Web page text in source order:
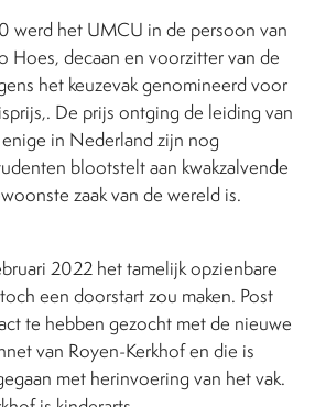
werd het UMCU in de persoon van
Hoes, decaan en voorzitter van de
het keuzevak genomineerd voor
De prijs ontging de leiding van
in Nederland zijn nog
blootstelt aan kwakzalvende
zaak van de wereld is.
2022 het tamelijk opzienbare
een doorstart zou maken. Post
te hebben gezocht met de nieuwe
van Royen-Kerkhof en die is
met herinvoering van het vak.